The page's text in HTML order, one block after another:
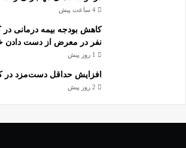
4 ساعت پیش
کاهش بودجه بیمه درمانی در
نفر در معرض از دست دادن
1 روز پیش
افزایش حداقل دست‌مزد در
2 روز پیش